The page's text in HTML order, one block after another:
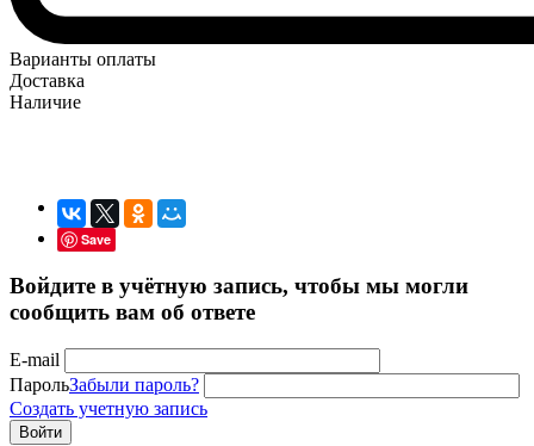
Варианты оплаты
Доставка
Наличие
Save
Войдите в учётную запись, чтобы мы могли
сообщить вам об ответе
E-mail
ПарольЗабыли пароль?
Создать учетную запись
Войти